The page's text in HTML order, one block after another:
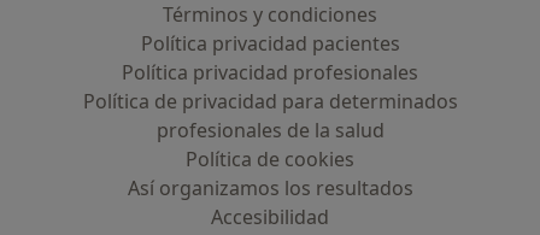
Términos y condiciones
Política privacidad pacientes
Política privacidad profesionales
Política de privacidad para determinados
profesionales de la salud
Política de cookies
Así organizamos los resultados
Accesibilidad